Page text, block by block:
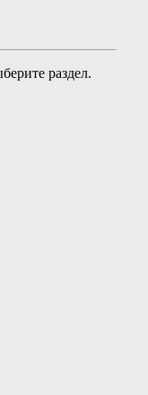
раздел.